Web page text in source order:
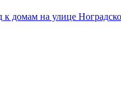
домам на улице